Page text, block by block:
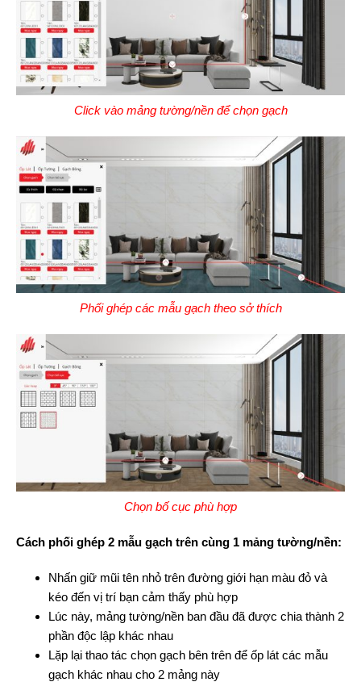
Click vào mảng tường/nền để chọn gạch
Phối ghép các mẫu gạch theo sở thích
Chọn bố cục phù hợp
Cách phối ghép 2 mẫu gạch trên cùng 1 mảng tường/nền:
Nhấn giữ mũi tên nhỏ trên đường giới hạn màu đỏ và
kéo đến vị trí bạn cảm thấy phù hợp
Lúc này, mảng tường/nền ban đầu đã được chia thành 2
phần độc lập khác nhau
Lặp lại thao tác chọn gạch bên trên để ốp lát các mẫu
gạch khác nhau cho 2 mảng này